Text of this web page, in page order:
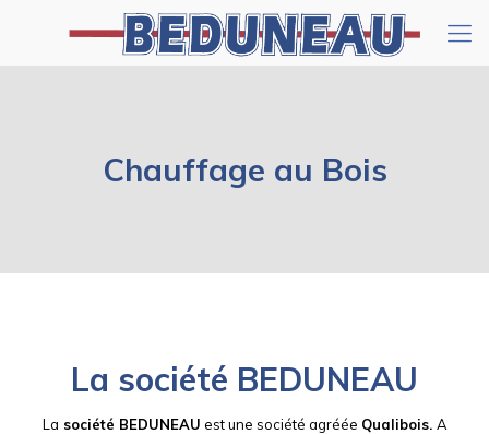
Chauffage au Bois
La société BEDUNEAU
La société BEDUNEAU est une société agréée Qualibois. A